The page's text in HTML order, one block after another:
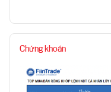
Chứng khoán